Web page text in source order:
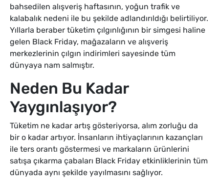
bahsedilen alışveriş haftasının, yoğun trafik ve
kalabalık nedeni ile bu şekilde adlandırıldığı belirtiliyor.
Yıllarla beraber tüketim çılgınlığının bir simgesi haline
gelen Black Friday, mağazaların ve alışveriş
merkezlerinin çılgın indirimleri sayesinde tüm
dünyaya nam salmıştır.
Neden Bu Kadar
Yaygınlaşıyor?
Tüketim ne kadar artış gösteriyorsa, alım zorluğu da
bir o kadar artıyor. İnsanların ihtiyaçlarının kazançları
ile ters orantı göstermesi ve markaların ürünlerini
satışa çıkarma çabaları Black Friday etkinliklerinin tüm
dünyada aynı şekilde yayılmasını sağlıyor.